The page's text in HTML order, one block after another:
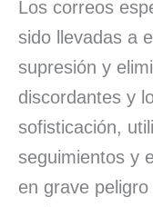
Los correos
sido llevadas a
supresión y
discordantes y
sofisticación,
seguimientos y
en grave